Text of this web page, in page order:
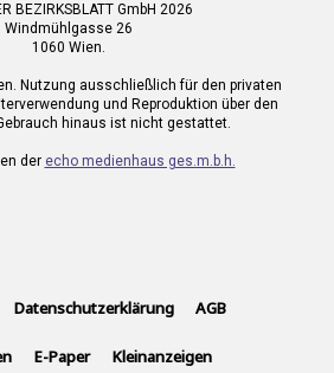
BEZIRKSBLATT GmbH 2026
Windmühlgasse 26
1060 Wien.
Nutzung ausschließlich für den privaten
und Reproduktion über den
hinaus ist nicht gestattet.
der echo medienhaus ges.m.b.h.
Datenschutzerklärung AGB
E-Paper Kleinanzeigen